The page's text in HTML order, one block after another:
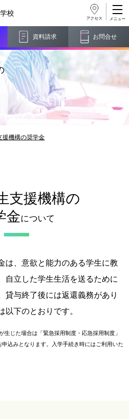
校
資料請求 お問合せ
アクセス
援機構の奨学金
支援機構の
金について
は、意欲と能力のある学生に教
自立した学生生活を送るために
貸与終了後には返還義務があり
以下のとおりです。
生じた場合は「緊急採用制度・応急採用制度」
申込みとなります。入学手続き時にはご利用いた